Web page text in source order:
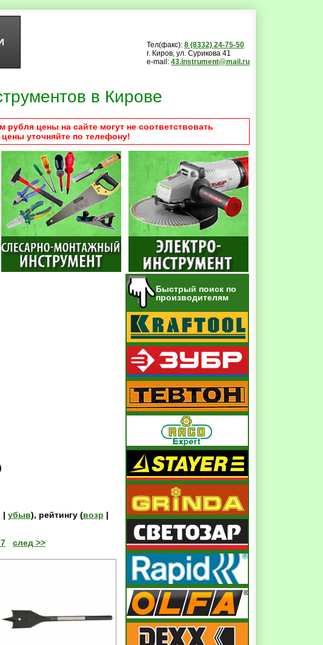
Тел(факс): 8 (8332) 24-75-50
г. Киров, ул. Сурикова 41
e-mail: 43.instrument@mail.ru
в Кирове
цены на сайте могут не соответствовать
уточняйте по телефону!
Быстрый поиск по
производителям
| убыв), рейтингу (возр |
след >>